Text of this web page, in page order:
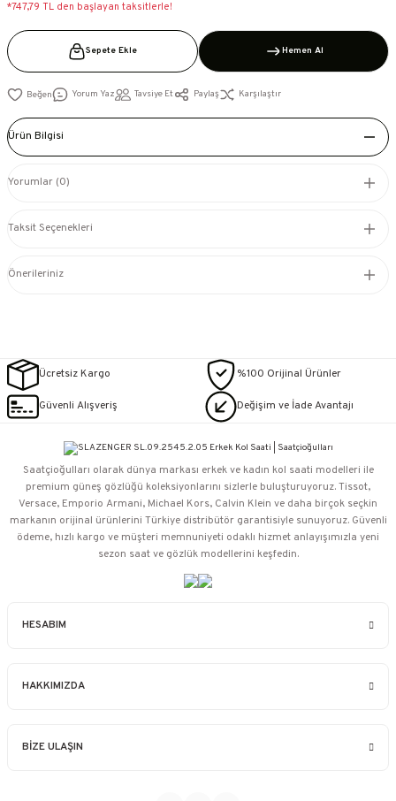
*747,79 TL den başlayan taksitlerle!
Sepete Ekle Hemen Al
Yorum Yaz Tavsiye Et Paylaş Karşılaştır
Ürün Bilgisi
Yorumlar (0)
Taksit Seçenekleri
Önerileriniz
Ücretsiz Kargo %100 Orijinal Ürünler
Güvenli Alışveriş Değişim ve İade Avantajı
HESABIM
HAKKIMIZDA
BİZE ULAŞIN
Saatçioğulları⁠ olarak dünya markası erkek ve kadın kol saati modelleri ile
premium güneş gözlüğü koleksiyonlarını sizlerle buluşturuyoruz. Tissot,
Versace, Emporio Armani, Michael Kors, Calvin Klein ve daha birçok seçkin
markanın orijinal ürünlerini Türkiye distribütör garantisiyle sunuyoruz. Güvenli
ödeme, hızlı kargo ve müşteri memnuniyeti odaklı hizmet anlayışımızla yeni
sezon saat ve gözlük modellerini keşfedin.